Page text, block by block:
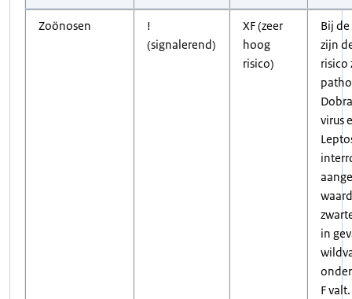
Zoönosen
!
(signalerend)
XF (zeer
hoog
risico)
Bij
zijn
risico
virus
in
F